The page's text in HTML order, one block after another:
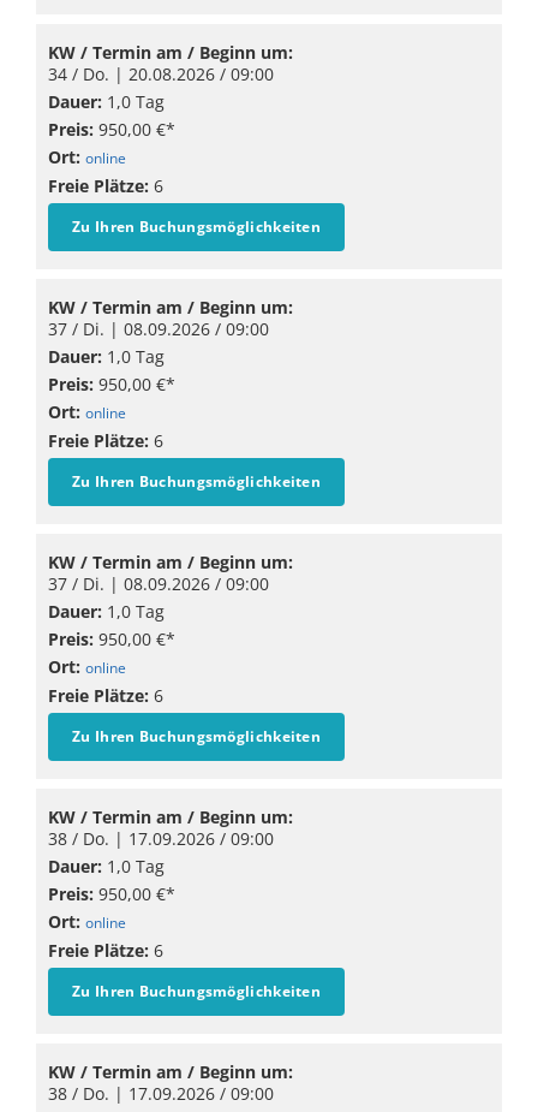
KW / Termin am / Beginn um:
34 / Do. | 20.08.2026 / 09:00
Dauer: 1,0 Tag
Preis: 950,00 €*
Ort: online
Freie Plätze: 6
Zu Ihren Buchungsmöglichkeiten
KW / Termin am / Beginn um:
37 / Di. | 08.09.2026 / 09:00
Dauer: 1,0 Tag
Preis: 950,00 €*
Ort: online
Freie Plätze: 6
Zu Ihren Buchungsmöglichkeiten
KW / Termin am / Beginn um:
37 / Di. | 08.09.2026 / 09:00
Dauer: 1,0 Tag
Preis: 950,00 €*
Ort: online
Freie Plätze: 6
Zu Ihren Buchungsmöglichkeiten
KW / Termin am / Beginn um:
38 / Do. | 17.09.2026 / 09:00
Dauer: 1,0 Tag
Preis: 950,00 €*
Ort: online
Freie Plätze: 6
Zu Ihren Buchungsmöglichkeiten
KW / Termin am / Beginn um:
38 / Do. | 17.09.2026 / 09:00